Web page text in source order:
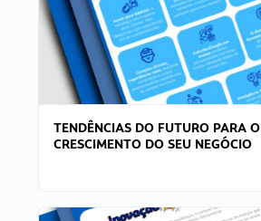
TENDÊNCIAS DO FUTURO PARA O
CRESCIMENTO DO SEU NEGÓCIO